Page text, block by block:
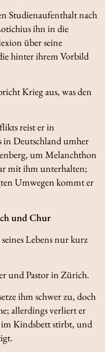
Studienaufenthalt nach
ihn in die
über seine
hinter ihrem Vorbild
Krieg aus, was den
reist er in
in Deutschland umher
um Melanchthon
mit ihm unterhalten;
Umwegen kommt er
und Chur
Lebens nur kurz
und Pastor in Zürich.
ihm schwer zu, doch
allerdings verliert er
im Kindsbett stirbt, und